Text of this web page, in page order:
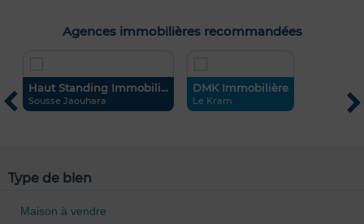
Agences immobilières recommandées
Haut Standing Immobili...
Sousse Jaouhara
DMK Immobilière
Le Kram
Type de bien
Maison à vendre